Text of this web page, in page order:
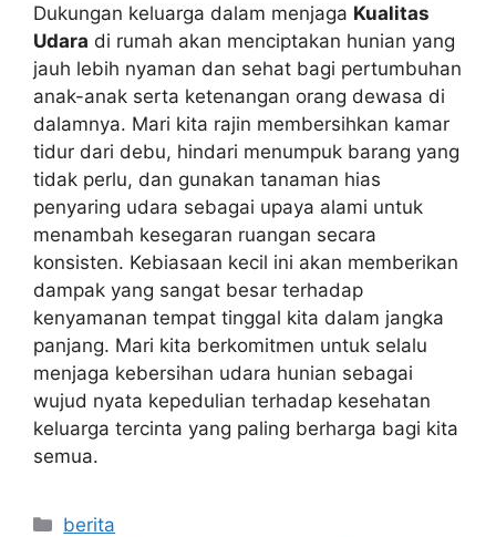
Dukungan keluarga dalam menjaga Kualitas
Udara di rumah akan menciptakan hunian yang
jauh lebih nyaman dan sehat bagi pertumbuhan
anak-anak serta ketenangan orang dewasa di
dalamnya. Mari kita rajin membersihkan kamar
tidur dari debu, hindari menumpuk barang yang
tidak perlu, dan gunakan tanaman hias
penyaring udara sebagai upaya alami untuk
menambah kesegaran ruangan secara
konsisten. Kebiasaan kecil ini akan memberikan
dampak yang sangat besar terhadap
kenyamanan tempat tinggal kita dalam jangka
panjang. Mari kita berkomitmen untuk selalu
menjaga kebersihan udara hunian sebagai
wujud nyata kepedulian terhadap kesehatan
keluarga tercinta yang paling berharga bagi kita
semua.
Kategori
berita